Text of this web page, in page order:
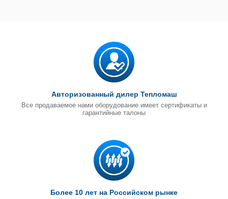
Авторизованный дилер Тепломаш
Все продаваемое нами оборудование имеет сертификаты и
гарантийные талоны
Более 10 лет на Российском рынке